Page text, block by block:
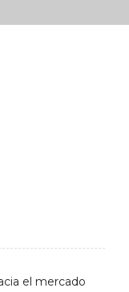
el mercado